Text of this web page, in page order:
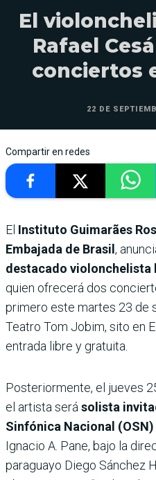
El
Rafael
conciertos
22 DE
Compartir en redes
El Instituto Guimarães
Embajada de Brasil ,
destacado violonchelista
quien ofrecerá dos
primero este martes 23 de
Teatro Tom Jobim, sito en
entrada libre y gratuita.
Posteriormente, el jueves
el artista será solista
Sinfónica Nacional (OSN)
Ignacio A. Pane, bajo la
paraguayo Diego Sánchez